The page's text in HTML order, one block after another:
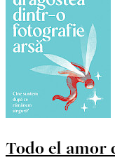
Todo el amor